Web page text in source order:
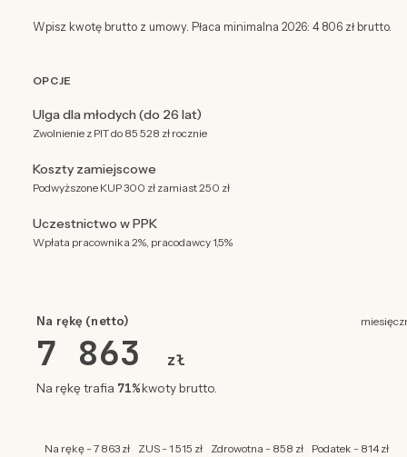
Wpisz kwotę brutto z umowy. Płaca minimalna 2026: 4 806 zł brutto.
OPCJE
Ulga dla młodych (do 26 lat)
Zwolnienie z PIT do 85 528 zł rocznie
Koszty zamiejscowe
Podwyższone KUP 300 zł zamiast 250 zł
Uczestnictwo w PPK
Wpłata pracownika 2%, pracodawcy 1,5%
Na rękę (netto)
7 863 zł
Na rękę trafia 71%kwoty brutto.
Na rękę - 7 863 zł ZUS - 1 515 zł Zdrowotna - 858 zł Podatek - 814 zł